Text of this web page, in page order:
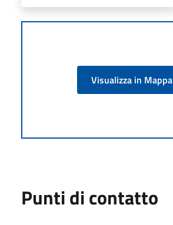
Visualizza in Mappa
Punti di contatto